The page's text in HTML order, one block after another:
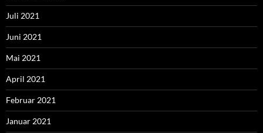
Juli 2021
Juni 2021
Mai 2021
April 2021
Februar 2021
Januar 2021